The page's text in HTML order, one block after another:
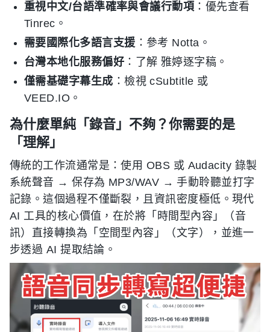
重視中文/台語準確率與會議行動項 ：優先查看
Tinrec。
需要國際化多語言支援 ：參考 Notta。
台灣本地化服務偏好 ：了解 雅婷逐字稿。
僅需基礎字幕生成 ：檢視 cSubtitle 或
VEED.IO。
為什麼單純「錄音」不夠？你需要的是
「理解」
傳統的工作流通常是：使用 OBS 或 Audacity 錄製
系統聲音 → 保存為 MP3/WAV → 手動聆聽並打字
記錄。這個過程不僅斷裂，且資訊密度極低。現代
AI 工具的核心價值，在於將「時間型內容」（音
訊）直接轉換為「空間型內容」（文字），並進一
步透過 AI 提取結論。